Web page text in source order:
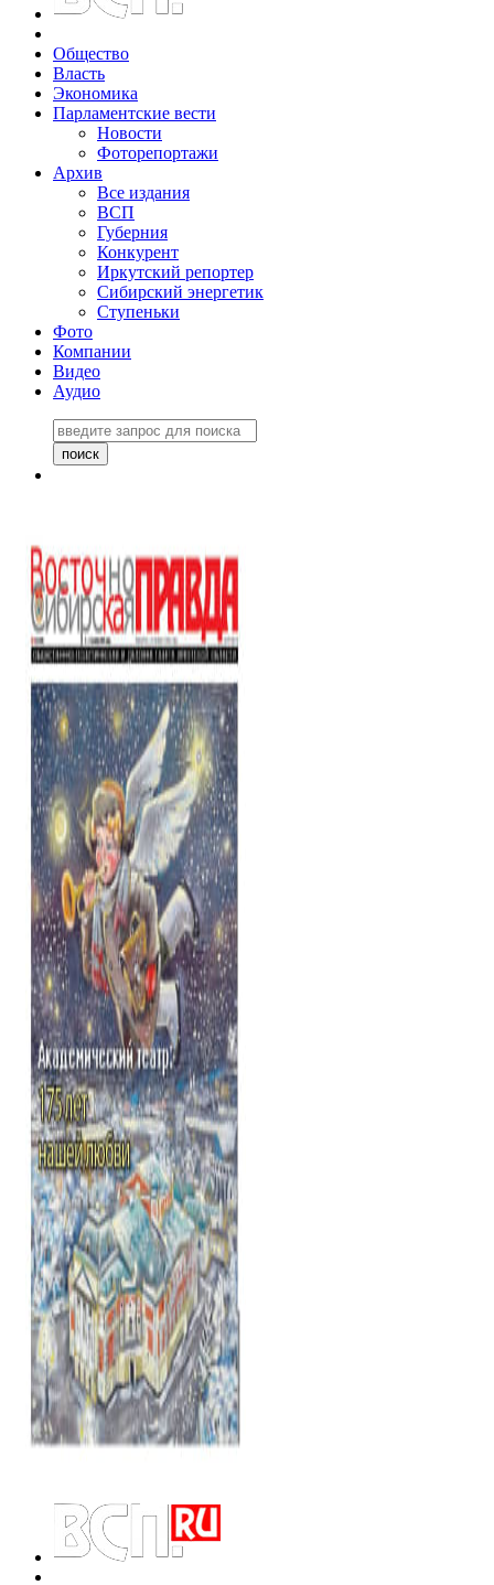
Общество
Власть
Экономика
Парламентские вести
Новости
Фоторепортажи
Архив
Все издания
ВСП
Губерния
Конкурент
Иркутский репортер
Сибирский энергетик
Ступеньки
Фото
Компании
Видео
Аудио